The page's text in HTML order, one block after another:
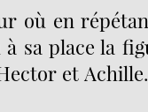
où en
sa place la
et